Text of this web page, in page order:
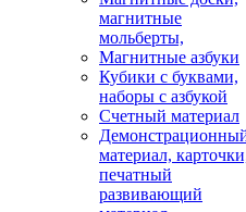
магнитные
мольберты,
Магнитные азбуки
Кубики с буквами,
наборы с азбукой
Счетный материал
материал,
печатный
развивающий